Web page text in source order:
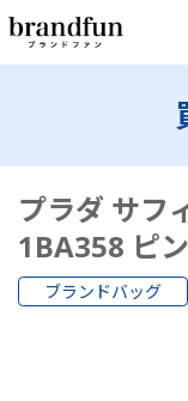
プラダ サフ
1BA358 ピ
ブランドバッグ